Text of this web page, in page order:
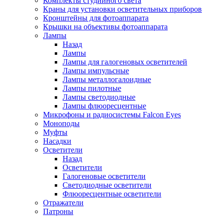
Краны для установки осветительных приборов
Кронштейны для фотоаппарата
Крышки на объективы фотоаппарата
Лампы
Назад
Лампы
Лампы для галогеновых осветителей
Лампы импульсные
Лампы металлогалоидные
Лампы пилотные
Лампы светодиодные
Лампы флюоресцентные
Микрофоны и радиосистемы Falcon Eyes
Моноподы
Муфты
Насадки
Осветители
Назад
Осветители
Галогеновые осветители
Светодиодные осветители
Флюоресцентные осветители
Отражатели
Патроны